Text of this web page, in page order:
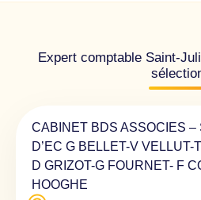
Expert comptable Saint-
CABINET BDS ASSOCIES –
D’EC G BELLET-V VELLUT-
D GRIZOT-G FOURNET- F
HOOGHE